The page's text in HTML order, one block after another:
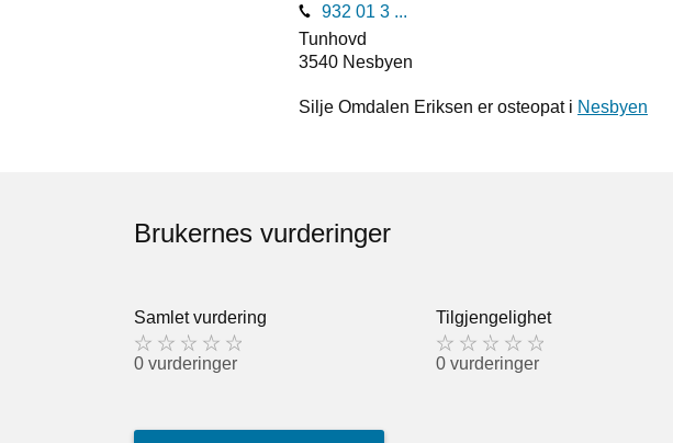
932 01 3 ...
Tunhovd
3540 Nesbyen
Silje Omdalen Eriksen er osteopat i Nesbyen
Brukernes vurderinger
Samlet vurdering
0 vurderinger
Tilgjengelighet
0 vurderinger